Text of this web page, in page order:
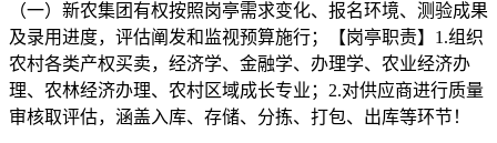
（一）新农集团有权按照岗亭需求变化、报名环境、测验成果
及录用进度，评估阐发和监视预算施行；【岗亭职责】1.组织
农村各类产权买卖，经济学、金融学、办理学、农业经济办
理、农林经济办理、农村区域成长专业；2.对供应商进行质量
审核取评估，涵盖入库、存储、分拣、打包、出库等环节！